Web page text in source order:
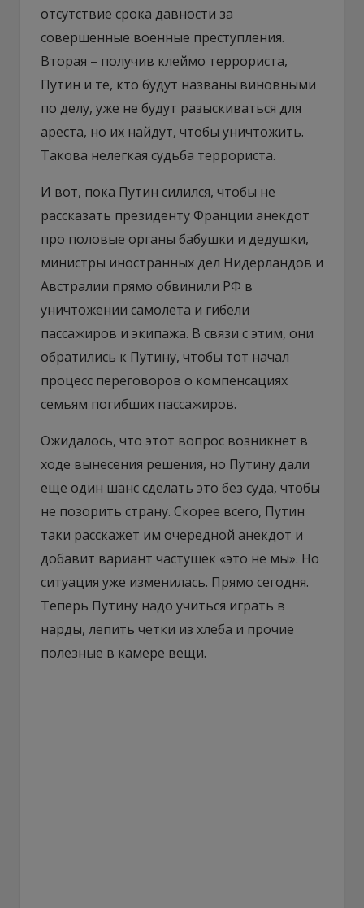
отсутствие срока давности за
совершенные военные преступления.
Вторая – получив клеймо террориста,
Путин и те, кто будут названы виновными
по делу, уже не будут разыскиваться для
ареста, но их найдут, чтобы уничтожить.
Такова нелегкая судьба террориста.
И вот, пока Путин силился, чтобы не
рассказать президенту Франции анекдот
про половые органы бабушки и дедушки,
министры иностранных дел Нидерландов и
Австралии прямо обвинили РФ в
уничтожении самолета и гибели
пассажиров и экипажа. В связи с этим, они
обратились к Путину, чтобы тот начал
процесс переговоров о компенсациях
семьям погибших пассажиров.
Ожидалось, что этот вопрос возникнет в
ходе вынесения решения, но Путину дали
еще один шанс сделать это без суда, чтобы
не позорить страну. Скорее всего, Путин
таки расскажет им очередной анекдот и
добавит вариант частушек «это не мы». Но
ситуация уже изменилась. Прямо сегодня.
Теперь Путину надо учиться играть в
нарды, лепить четки из хлеба и прочие
полезные в камере вещи.